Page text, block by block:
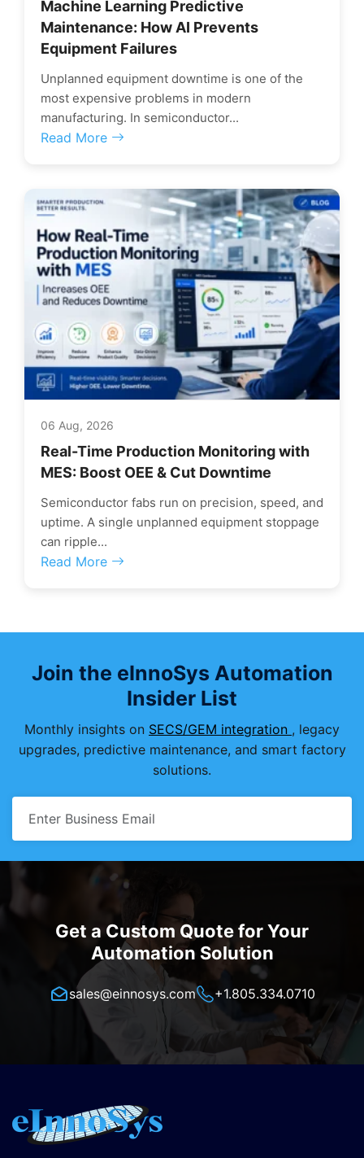
Machine Learning Predictive
Maintenance: How AI Prevents
Equipment Failures
Unplanned equipment downtime is one of the
most expensive problems in modern
manufacturing. In semiconductor...
Read More
06 Aug, 2026
Real-Time Production Monitoring with
MES: Boost OEE & Cut Downtime
Semiconductor fabs run on precision, speed, and
uptime. A single unplanned equipment stoppage
can ripple...
Read More
Join the eInnoSys Automation
Insider List
Monthly insights on SECS/GEM integration , legacy
upgrades, predictive maintenance, and smart factory
solutions.
Get a Custom Quote for Your
Automation Solution
sales@einnosys.com +1.805.334.0710